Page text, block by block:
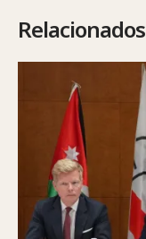
Relacionados